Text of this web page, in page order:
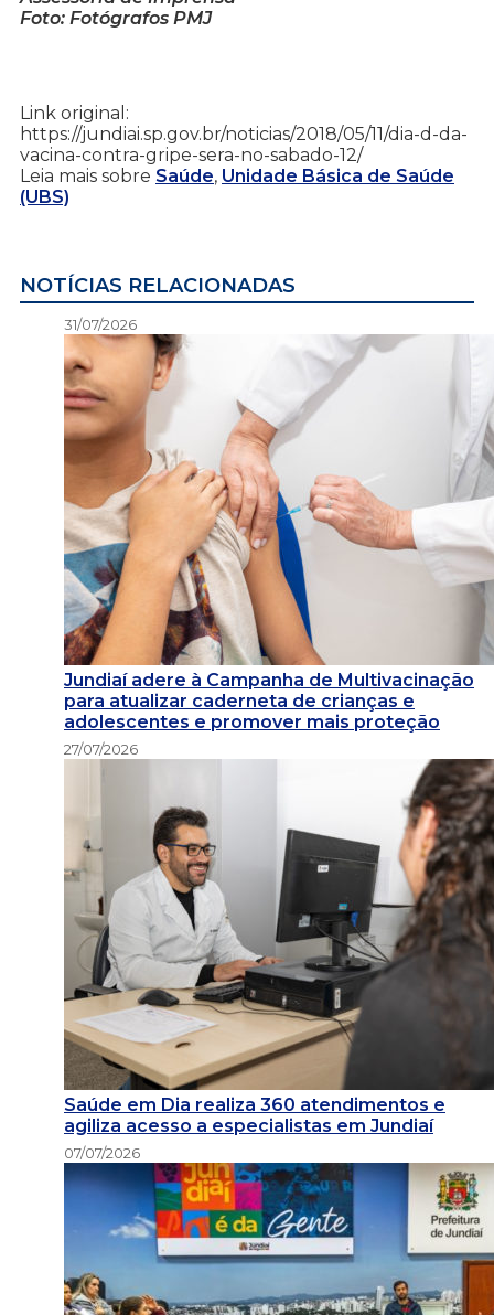
Foto: Fotógrafos PMJ
Link original:
https://jundiai.sp.gov.br/noticias/2018/05/11/dia-d-da-
vacina-contra-gripe-sera-no-sabado-12/
Leia mais sobre Saúde, Unidade Básica de Saúde
(UBS)
NOTÍCIAS RELACIONADAS
31/07/2026
Jundiaí adere à Campanha de Multivacinação
para atualizar caderneta de crianças e
adolescentes e promover mais proteção
27/07/2026
Saúde em Dia realiza 360 atendimentos e
agiliza acesso a especialistas em Jundiaí
07/07/2026